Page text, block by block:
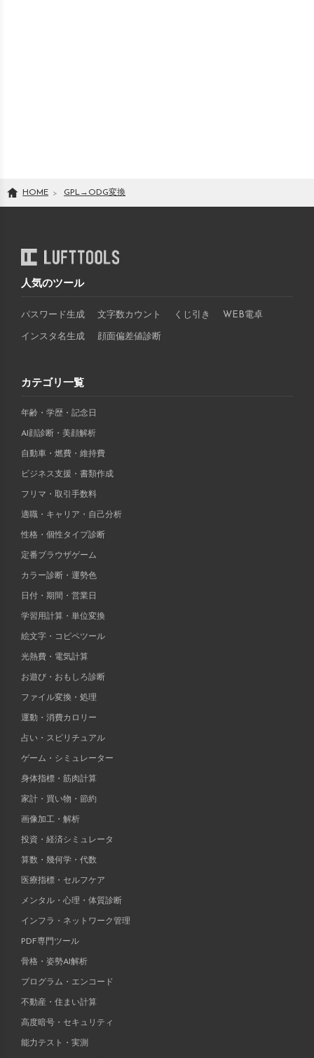
HOME GPL→ ODG変換
人気のツール
パスワード生成 文字数カウント くじ引き WEB電卓
インスタ名生成 顔面偏差値診断
カテゴリ一覧
年齢・学歴・記念日
AI顔診断・美顔解析
自動車・燃費・維持費
ビジネス支援・書類作成
フリマ・取引手数料
適職・キャリア・自己分析
性格・個性タイプ診断
定番ブラウザゲーム
カラー診断・運勢色
日付・期間・営業日
学習用計算・単位変換
絵文字・コピペツール
光熱費・電気計算
お遊び・おもしろ診断
ファイル変換・処理
運動・消費カロリー
占い・スピリチュアル
ゲーム・シミュレーター
身体指標・筋肉計算
家計・買い物・節約
画像加工・解析
投資・経済シミュレータ
算数・幾何学・代数
医療指標・セルフケア
メンタル・心理・体質診断
インフラ・ネットワーク管理
PDF専門ツール
骨格・姿勢AI解析
プログラム・エンコード
不動産・住まい計算
高度暗号・セキュリティ
能力テスト・実測